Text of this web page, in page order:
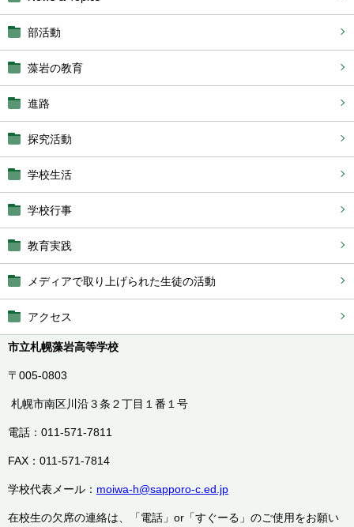
部活動
藻岩の教育
進路
探究活動
学校生活
学校行事
教育実践
メディアで取り上げられた生徒の活動
アクセス
市立札幌藻岩高等学校
〒005-0803
札幌市南区川沿３条２丁目１番１号
電話：011-571-7811
FAX：011-571-7814
学校代表メール： moiwa-h@sapporo-c.ed.jp
在校生の欠席の連絡は、「電話」or「すぐーる」のご使用をお願い